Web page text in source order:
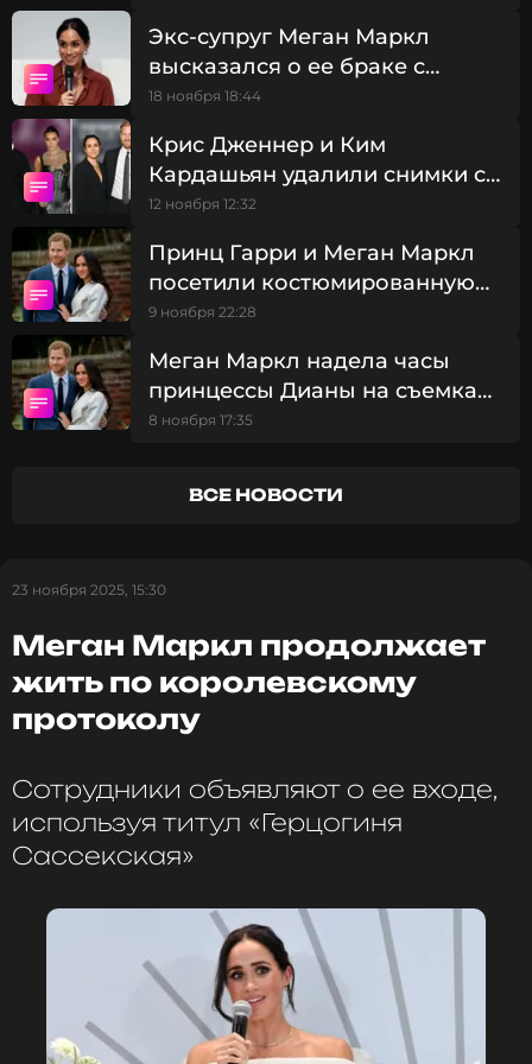
ФОТО: ТАСС
Читайте нас в МАКСе, чтобы
оставаться в курсе событий
ССЫЛКА
Экс-супруг Меган Маркл
высказался о ее браке с
принцем Гарри
18 ноября 18:44
Крис Дженнер и Ким
Кардашьян удалили снимки с
принцем Гарри и Меган Маркл
12 ноября 12:32
Принц Гарри и Меган Маркл
посетили костюмированную
вечеринку мамы Ким
9 ноября 22:28
Меган Маркл надела часы
принцессы Дианы на съемках
нового фильма
8 ноября 17:35
ВСЕ НОВОСТИ
23 ноября 2025, 15:30
Меган Маркл продолжает
жить по королевскому
протоколу
Сотрудники объявляют о ее входе,
используя титул «Герцогиня
Сассекская»